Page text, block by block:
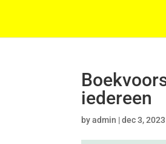
iedereen
byadmin |dec 3, 2023